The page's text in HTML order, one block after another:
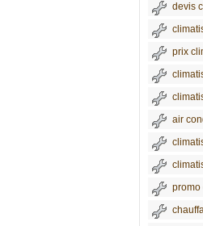
devis
prix
air
promo